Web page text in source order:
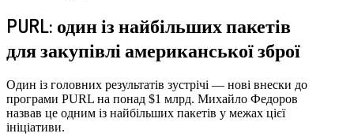
PURL: один із найбільших пакетів
для закупівлі американської зброї
Один із головних результатів зустрічі — нові внески до
програми PURL на понад $1 млрд. Михайло Федоров
назвав це одним із найбільших пакетів у межах цієї
ініціативи.